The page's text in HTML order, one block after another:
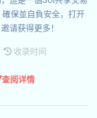
保並自負安全，打开
请获得更多！
收录时间:
查阅详情